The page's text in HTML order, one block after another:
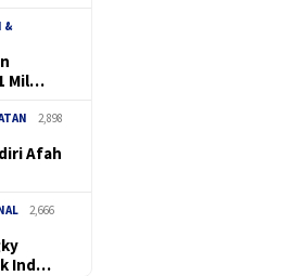
&
Mil…
2,898
Afah
2,666
Ind…